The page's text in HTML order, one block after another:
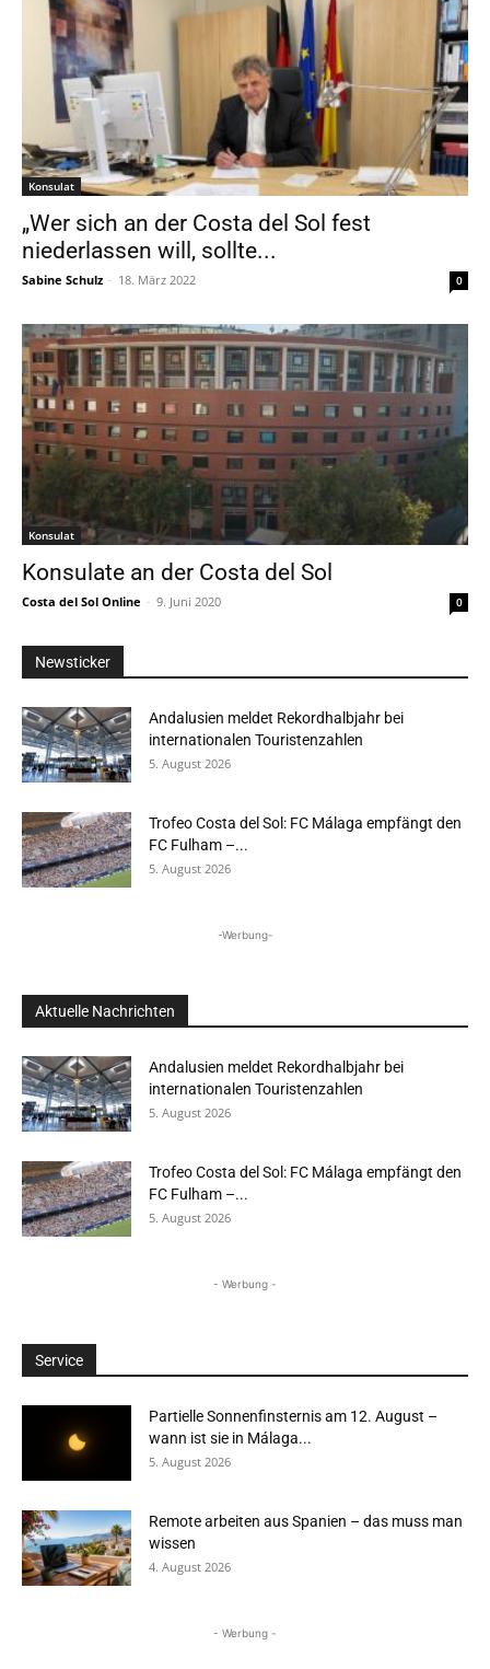
Konsulat
„Wer sich an der Costa del Sol fest
niederlassen will, sollte...
Sabine Schulz - 18. März 2022 0
Konsulat
Konsulate an der Costa del Sol
Costa del Sol Online - 9. Juni 2020 0
Newsticker
Andalusien meldet Rekordhalbjahr bei
internationalen Touristenzahlen
5. August 2026
Trofeo Costa del Sol: FC Málaga empfängt den
FC Fulham –...
5. August 2026
-Werbung-
Aktuelle Nachrichten
Andalusien meldet Rekordhalbjahr bei
internationalen Touristenzahlen
5. August 2026
Trofeo Costa del Sol: FC Málaga empfängt den
FC Fulham –...
5. August 2026
- Werbung -
Service
Partielle Sonnenfinsternis am 12. August –
wann ist sie in Málaga...
5. August 2026
Remote arbeiten aus Spanien – das muss man
wissen
4. August 2026
- Werbung -